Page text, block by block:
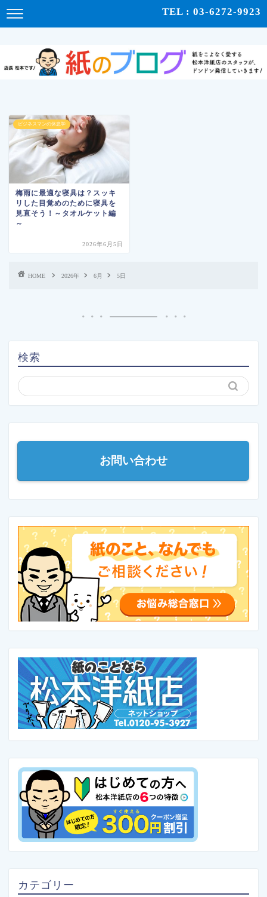
TEL : 03-6272-9923
ビジネスマンの休息学
梅雨に最適な寝具は？スッキ
リした目覚めのために寝具を
見直そう！～タオルケット編
～
2026年6月5日
HOME 2026年 6月 5日
検索
お問い合わせ
カテゴリー